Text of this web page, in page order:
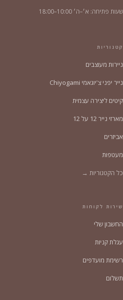
שעות פתיחה: א׳–ה׳ 10:00–18:00
קטגוריות
ניירות מעוצבים
נייר יפני צ'יוגאמי Chiyogami
קיטים ליצירה עצמית
מארזי נייר 12 על 12
אביזרים
מעטפות
כל הקטגוריות →
שירות לקוחות
החשבון שלי
עגלת קניות
רשימת מועדפים
תשלום